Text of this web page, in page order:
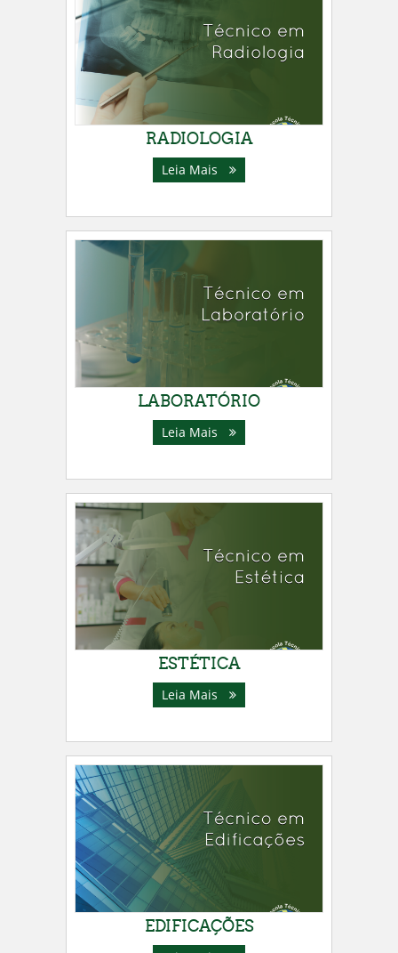
RADIOLOGIA
Leia Mais
LABORATÓRIO
Leia Mais
ESTÉTICA
Leia Mais
EDIFICAÇÕES